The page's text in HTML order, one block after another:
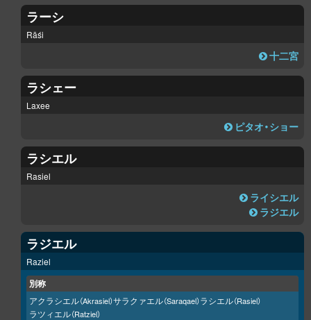
ラーシ
Rāśi
十二宮
ラシェー
Laxee
ピタオ・ショー
ラシエル
Rasiel
ライシエル
ラジエル
ラジエル
Raziel
別称
アクラシエル（Akrasiel）サラクァエル（Saraqael）ラシエル（Rasiel）
ラツィエル（Ratziel）